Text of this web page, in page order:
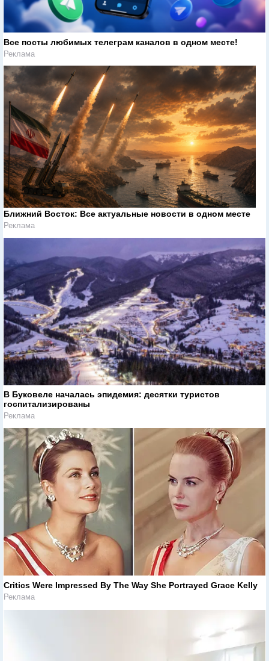
Все посты любимых телеграм каналов в одном месте!
Реклама
Ближний Восток: Все актуальные новости в одном месте
Реклама
В Буковеле началась эпидемия: десятки туристов
госпитализированы
Реклама
Critics Were Impressed By The Way She Portrayed Grace Kelly
Реклама